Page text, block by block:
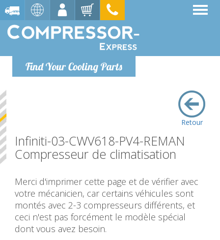
Find Your Cooling Parts
Retour
Infiniti-03-CWV618-PV4-REMAN
Compresseur de climatisation
Merci d'imprimer cette page et de vérifier avec
votre mécanicien, car certains véhicules sont
montés avec 2-3 compresseurs différents, et
ceci n'est pas forcément le modèle spécial
dont vous avez besoin.